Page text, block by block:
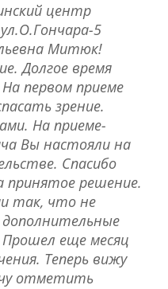
центр
5
Митюк!
Долгое время
первом приеме
зрение.
На приеме-
Вы настояли на
Спасибо
принятое решение.
так, что не
Прошел еще месяц
Теперь вижу
отметить